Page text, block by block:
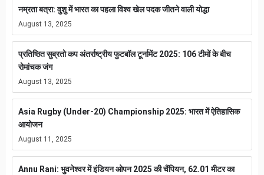
नम्रता बत्रा: वुशु में भारत का पहला विश्व खेल पदक जीतने वाली योद्धा
August 13, 2025
प्रतिष्ठित सुब्रतो कप अंतर्राष्ट्रीय फुटबॉल टूर्नामेंट 2025: 106 टीमों के बीच
रोमांचक जंग
August 13, 2025
Asia Rugby (Under-20) Championship 2025: भारत में ऐतिहासिक
आयोजन
August 11, 2025
Annu Rani: भुवनेश्वर में इंडियन ओपन 2025 की चैंपियन, 62.01 मीटर का